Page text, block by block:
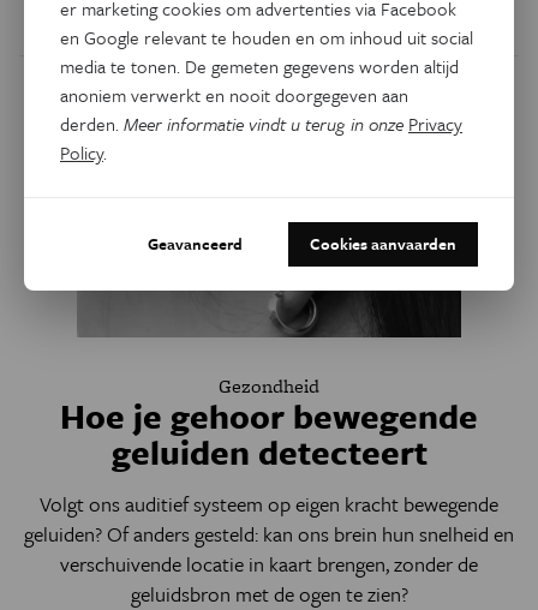
nieuwe studie.
Gezondheid
Hoe je gehoor bewegende
geluiden detecteert
Volgt ons auditief systeem op eigen kracht bewegende
geluiden? Of anders gesteld: kan ons brein hun snelheid en
verschuivende locatie in kaart brengen, zonder de
geluidsbron met de ogen te zien?
er marketing cookies om advertenties via Facebook
en Google relevant te houden en om inhoud uit social
media te tonen. De gemeten gegevens worden altijd
anoniem verwerkt en nooit doorgegeven aan
derden.Meer informatie vindt u terug in onze Privacy
Policy.
Geavanceerd Cookies aanvaarden